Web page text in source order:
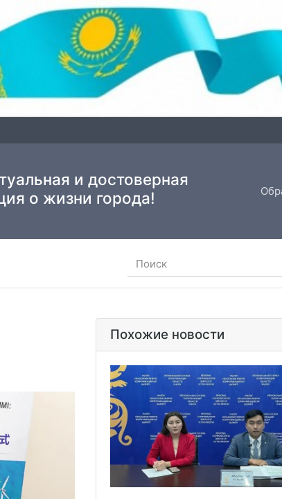
и достоверная
о жизни города!
Похожие новости